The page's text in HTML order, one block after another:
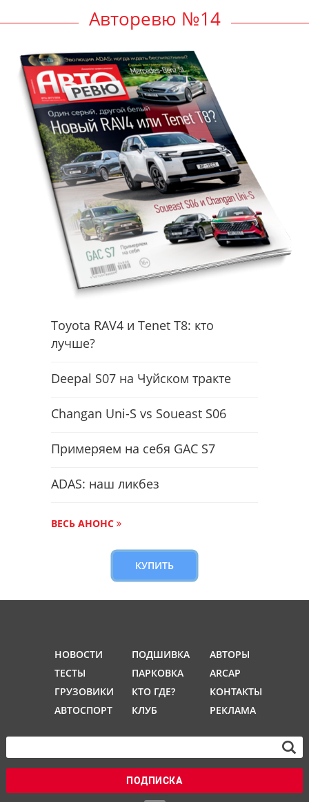
Авторевю №14
Toyota RAV4 и Tenet T8: кто
лучше?
Deepal S07 на Чуйском тракте
Changan Uni-S vs Soueast S06
Примеряем на себя GAC S7
ADAS: наш ликбез
ВЕСЬ АНОНС
КУПИТЬ
НОВОСТИ
ТЕСТЫ
ГРУЗОВИКИ
АВТОСПОРТ
ПОДШИВКА
ПАРКОВКА
КТО ГДЕ?
КЛУБ
АВТОРЫ
ARCAP
КОНТАКТЫ
РЕКЛАМА
ПОДПИСКА